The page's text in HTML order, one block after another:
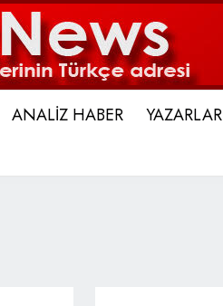
ANALİZ HABER YAZARLAR